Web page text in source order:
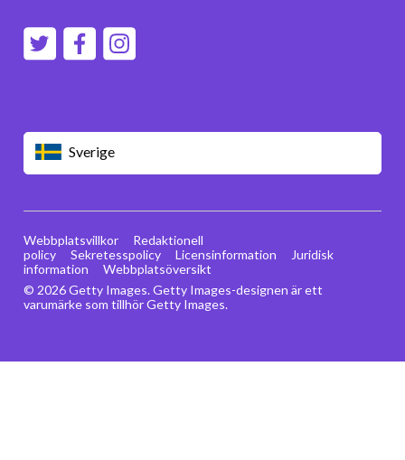
Sverige
© 2026 Getty Images. Getty Images-designen är ett
varumärke som tillhör Getty Images.
Webbplatsvillkor
Redaktionell
policy
Sekretesspolicy Licensinformation
Juridisk
information
Webbplatsöversikt